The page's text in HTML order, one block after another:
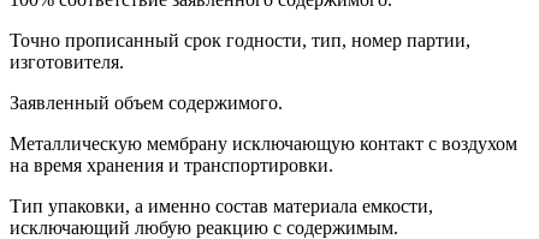
Точно прописанный срок годности, тип, номер партии,
изготовителя.
Заявленный объем содержимого.
Металлическую мембрану исключающую контакт с воздухом
на время хранения и транспортировки.
Тип упаковки, а именно состав материала емкости,
исключающий любую реакцию с содержимым.